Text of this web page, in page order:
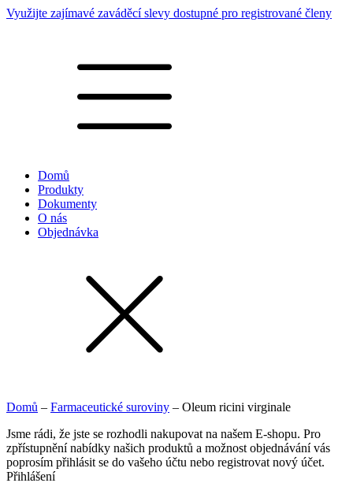
Využijte zajímavé zaváděcí slevy dostupné pro registrované členy
Domů
Produkty
Dokumenty
O nás
Objednávka
Domů – Farmaceutické suroviny – Oleum ricini virginale
Jsme rádi, že jste se rozhodli nakupovat na našem E-shopu. Pro
zpřístupnění nabídky našich produktů a možnost objednávání vás
poprosím přihlásit se do vašeho účtu nebo registrovat nový účet.
Přihlášení